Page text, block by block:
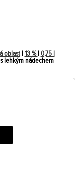
oblast| 13 % 0,75 l
lehkým nádechem